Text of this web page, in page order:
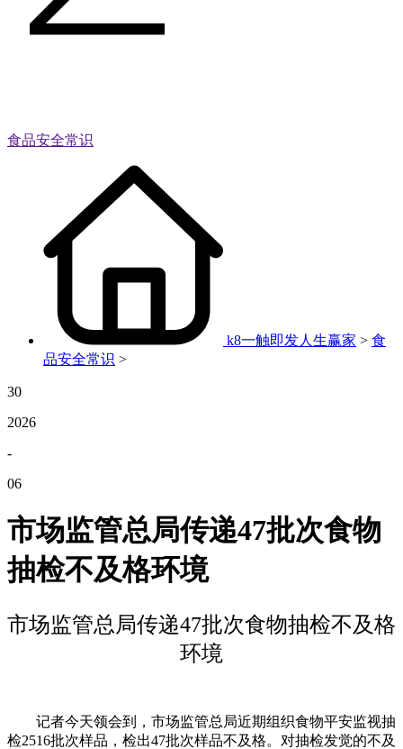
食品安全常识
k8一触即发人生赢家 > 食
品安全常识 >
30
2026
-
06
市场监管总局传递47批次食物
抽检不及格环境
市场监管总局传递47批次食物抽检不及格
环境
记者今天领会到，市场监管总局近期组织食物平安监视抽
检2516批次样品，检出47批次样品不及格。对抽检发觉的不及